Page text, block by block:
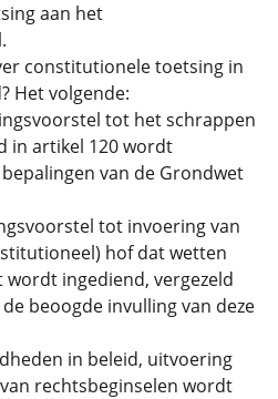
aan het
constitutionele toetsing in
Het volgende:
tot het schrappen
in artikel 120 wordt
van de Grondwet
tot invoering van
hof dat wetten
ingediend, vergezeld
beoogde invulling van deze
in beleid, uitvoering
rechtsbeginselen wordt